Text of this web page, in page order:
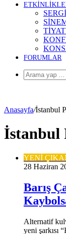
SERGİ
FORUMLAR
Anasayfa/İstanbul
İstanbul
YENİ
28 Haziran
Barış
Alternatif
yeni şarkısı